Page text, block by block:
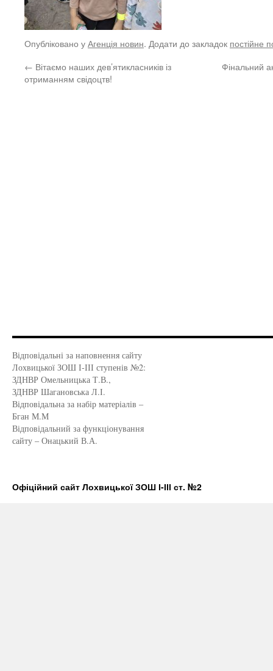
Опубліковано уАгенція новин. Додати до закладок постійне
← Вітаємо наших дев’ятикласників із
отриманням свідоцтв!
Фінальний
Відповідальні за наповнення сайту
Лохвицької ЗОШ І-ІІІ ступенів №2:
ЗДНВР Омельницька Т.В.,
ЗДНВР Шагановська Л.І.
Відповідальна за набір матеріалів –
Бган М.М
Відповідальний за функціонування
сайту – Онацький В.А.
Офіційний сайт Лохвицької ЗОШ І-ІІІ ст. №2